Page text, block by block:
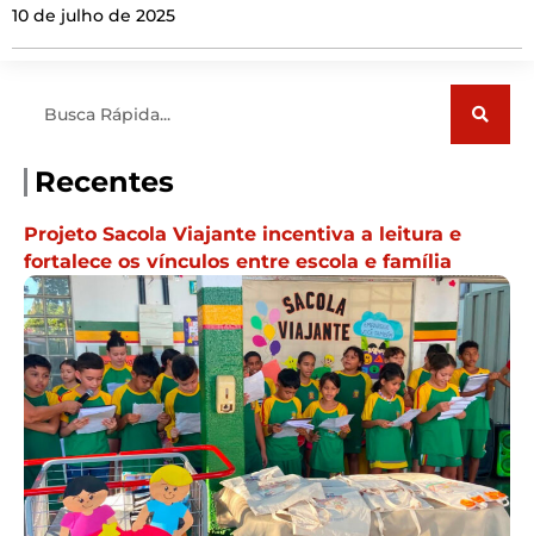
10 de julho de 2025
Recentes
Projeto Sacola Viajante incentiva a leitura e
fortalece os vínculos entre escola e família